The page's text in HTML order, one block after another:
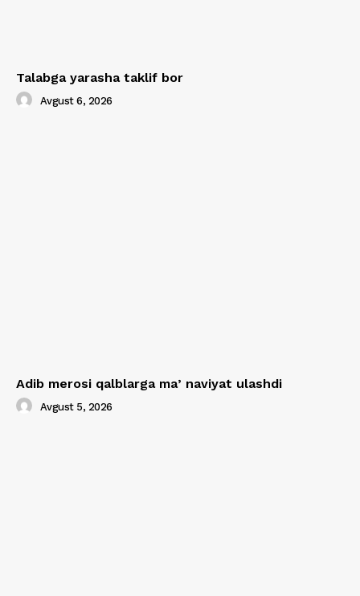
Talabga yarasha taklif bor
Avgust 6, 2026
Adib merosi qalblarga maʼnaviyat ulashdi
Avgust 5, 2026